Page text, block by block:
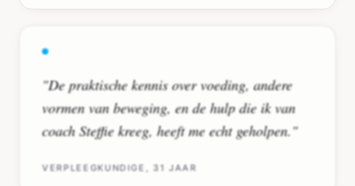
"De praktische kennis over voeding, andere
vormen van beweging, en de hulp die ik van
coach Steffie kreeg, heeft me echt geholpen."
VERPLEEGKUNDIGE, 31 JAAR